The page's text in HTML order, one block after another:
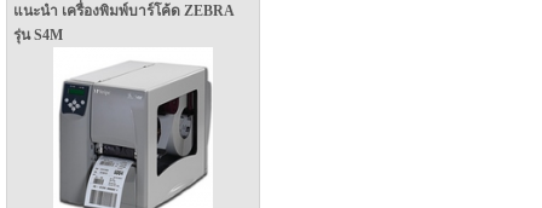
แนะนำ เครื่องพิมพ์บาร์โค้ด ZEBRA
รุ่น S4M